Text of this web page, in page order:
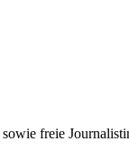
freie